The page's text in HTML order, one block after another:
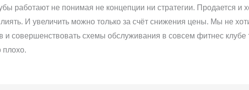
работают не понимая не концепции ни стратегии. Продается и
И увеличить можно только за счёт снижения цены. Мы не
и совершенствовать схемы обслуживания в совсем фитнес клубе
плохо.